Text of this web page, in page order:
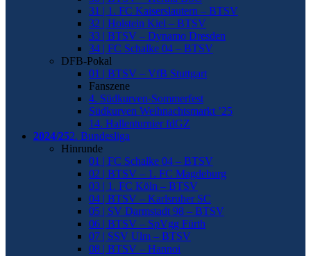
31 | 1. FC Kaiserslautern – BTSV
32 | Holstein Kiel – BTSV
33 | BTSV – Dynamo Dresden
34 | FC Schalke 04 – BTSV
DFB-Pokal
01 | BTSV – VfB Stuttgart
Fanszene
4. Südkurven-Sommerfest
Südkurven Weihnachtsmarkt ’25
14. Hallenturnier fdGZ
2024/252. Bundesliga
Hinrunde
01 | FC Schalke 04 – BTSV
02 | BTSV – 1. FC Magdeburg
03 | 1. FC Köln – BTSV
04 | BTSV – Karlsruher SC
05 | SV Darmstadt 98 – BTSV
06 | BTSV – SpVgg Fürth
07 | SSV Ulm – BTSV
08 | BTSV – Hannoi